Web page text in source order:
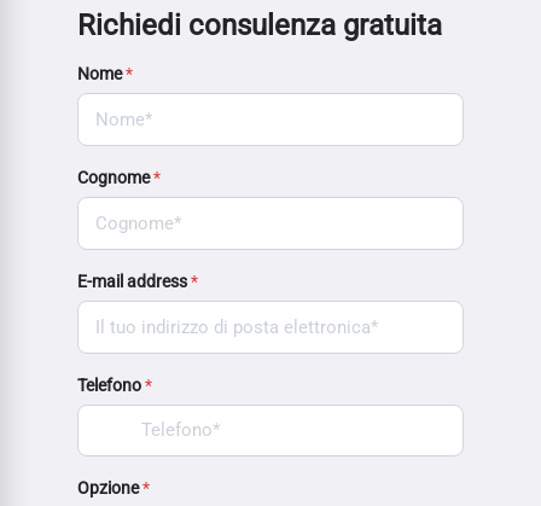
Richiedi consulenza gratuita
Nome*
Cognome*
E-mail address*
Telefono*
Opzione*